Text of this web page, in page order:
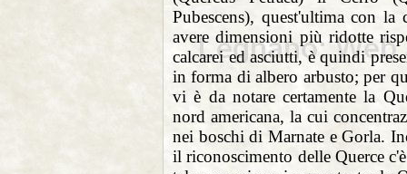
Pubescens), quest'ultima con
avere dimensioni più ridotte
calcarei ed asciutti, è quindi
in forma di albero arbusto; per
vi è da notare certamente la
nord americana, la cui
nei boschi di Marnate e Gorla.
il riconoscimento delle Querce